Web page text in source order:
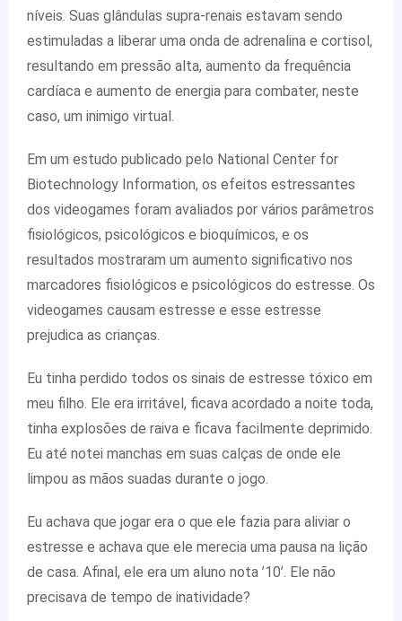
níveis. Suas glândulas supra-renais estavam sendo
estimuladas a liberar uma onda de adrenalina e cortisol,
resultando em pressão alta, aumento da frequência
cardíaca e aumento de energia para combater, neste
caso, um inimigo virtual.
Em um estudo publicado pelo National Center for
Biotechnology Information, os efeitos estressantes
dos videogames foram avaliados por vários parâmetros
fisiológicos, psicológicos e bioquímicos, e os
resultados mostraram um aumento significativo nos
marcadores fisiológicos e psicológicos do estresse. Os
videogames causam estresse e esse estresse
prejudica as crianças.
Eu tinha perdido todos os sinais de estresse tóxico em
meu filho. Ele era irritável, ficava acordado a noite toda,
tinha explosões de raiva e ficava facilmente deprimido.
Eu até notei manchas em suas calças de onde ele
limpou as mãos suadas durante o jogo.
Eu achava que jogar era o que ele fazia para aliviar o
estresse e achava que ele merecia uma pausa na lição
de casa. Afinal, ele era um aluno nota ’10’. Ele não
precisava de tempo de inatividade?